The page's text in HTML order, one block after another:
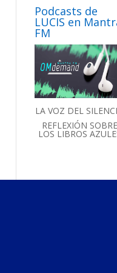
Podcasts de
LUCIS en
FM
LA VOZ DEL
REFLEXIÓN SOBRE
LOS LIBROS